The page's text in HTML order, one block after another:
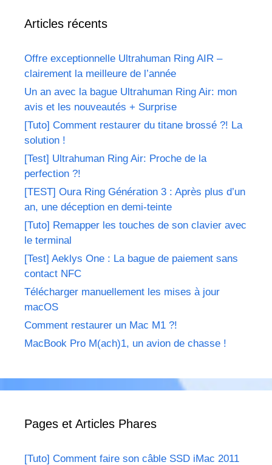
Articles récents
Offre exceptionnelle Ultrahuman Ring AIR –
clairement la meilleure de l’année
Un an avec la bague Ultrahuman Ring Air: mon
avis et les nouveautés + Surprise
[Tuto] Comment restaurer du titane brossé ?! La
solution !
[Test] Ultrahuman Ring Air: Proche de la
perfection ?!
[TEST] Oura Ring Génération 3 : Après plus d’un
an, une déception en demi-teinte
[Tuto] Remapper les touches de son clavier avec
le terminal
[Test] Aeklys One : La bague de paiement sans
contact NFC
Télécharger manuellement les mises à jour
macOS
Comment restaurer un Mac M1 ?!
MacBook Pro M(ach)1, un avion de chasse !
Pages et Articles Phares
[Tuto] Comment faire son câble SSD iMac 2011